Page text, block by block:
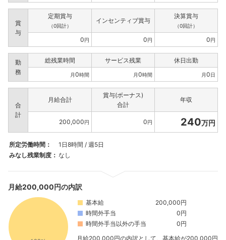
賞
与
定期賞与
（0回計）
インセンティブ賞与
決算賞与
（0回計）
0円 0円 0円
勤
務
総残業時間 サービス残業 休日出勤
月0時間 月0時間 月0日
合
計
月給合計
賞与(ボーナス)
合計
年収
200,000円 0円 240万円
所定労働時間：
1日8時間 / 週5日
みなし残業制度： なし
月給200,000円の内訳
基本給
200,000円
時間外手当
0円
時間外手当以外の手当
0円
月給200,000円の内訳として、基本給が200,000円